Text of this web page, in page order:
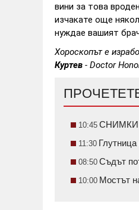
вини за това
изчакате още
нуждае вашият
Хороскопът е
Куртев - Doctor
10:45 СНИМКИ
11:30
08:50 Съдът
10:00 Мостът